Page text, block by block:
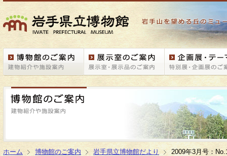
ホーム 博物館のご案内 岩手県立博物館だより 2009年3月号：